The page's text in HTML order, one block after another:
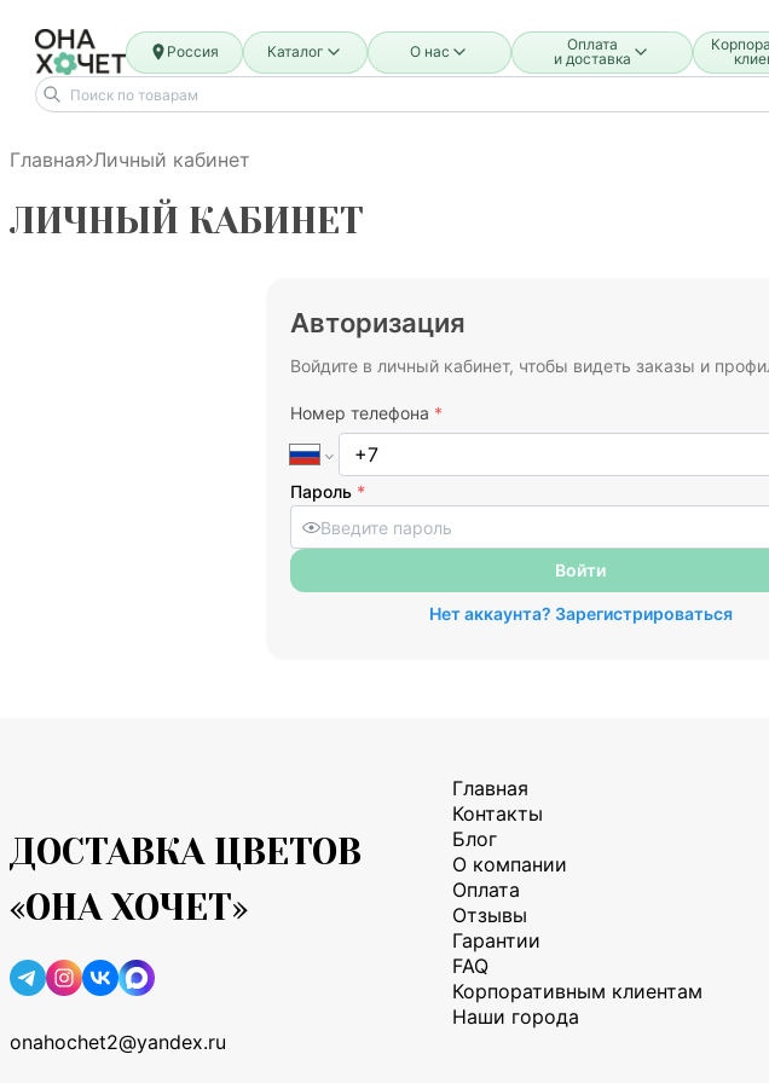
Россия Каталог О нас
Оплата
и доставка
Главная Личный кабинет
ЛИЧНЫЙ КАБИНЕТ
Авторизация
Войдите в личный кабинет, чтобы видеть заказы и
Номер телефона *
Пароль *
Войти
Нет аккаунта? Зарегистрироваться
ДОСТАВКА ЦВЕТОВ
«ОНА ХОЧЕТ»
onahochet2@yandex.ru
Главная
Контакты
Блог
О компании
Оплата
Отзывы
Гарантии
FAQ
Корпоративным клиентам
Наши города